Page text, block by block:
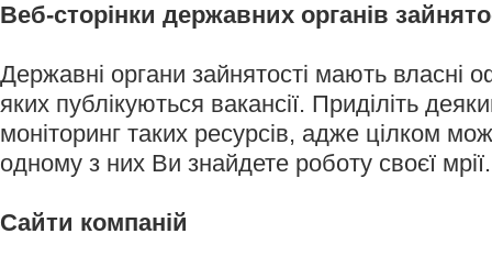
Веб-сторінки державних органів
Державні органи зайнятості мають власні
яких публікуються вакансії. Приділіть
моніторинг таких ресурсів, адже цілком
одному з них Ви знайдете роботу своєї мрії.
Сайти компаній